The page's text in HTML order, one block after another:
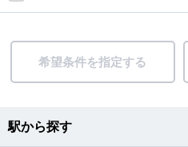
希望条件を指定する
駅から探す